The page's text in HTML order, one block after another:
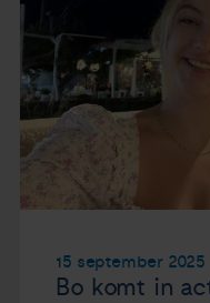
15 september 2025
Bo komt in